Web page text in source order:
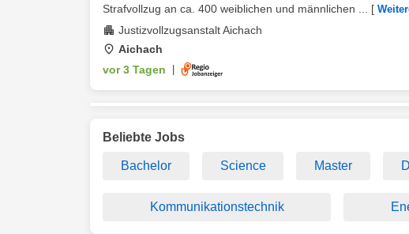
Strafvollzug an ca. 400 weiblichen und männlichen ...
[
Justizvollzugsanstalt Aichach
Aichach
vor 3 Tagen
Beliebte Jobs
Bachelor Science Master
Kommunikationstechnik